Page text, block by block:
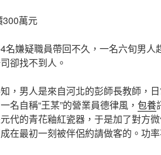
萬元
名嫌疑職員帶回不久，一名六旬男
卻找不到人。
，男人是來自河北的彭師長教師，
名自稱“王某”的營業員德律風， 包養
代的青花釉紅瓷器，于是加了對方
在最初一刻被伴侶約請做客的。功